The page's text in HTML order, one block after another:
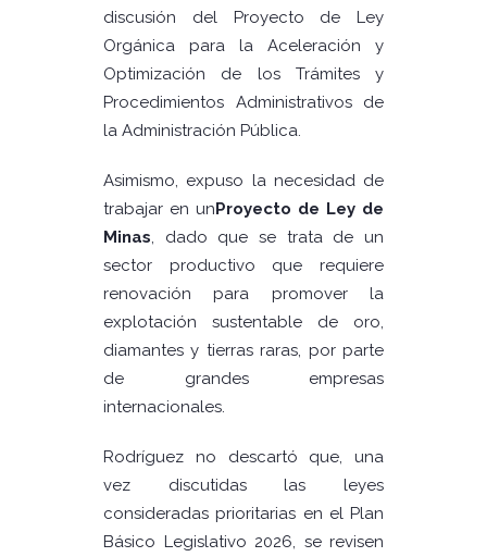
discusión del Proyecto de Ley
Orgánica para la Aceleración y
Optimización de los Trámites y
Procedimientos Administrativos de
la Administración Pública.
Asimismo, expuso la necesidad de
trabajar en unProyecto de Ley de
Minas, dado que se trata de un
sector productivo que requiere
renovación para promover la
explotación sustentable de oro,
diamantes y tierras raras, por parte
de grandes empresas
internacionales.
Rodríguez no descartó que, una
vez discutidas las leyes
consideradas prioritarias en el Plan
Básico Legislativo 2026, se revisen